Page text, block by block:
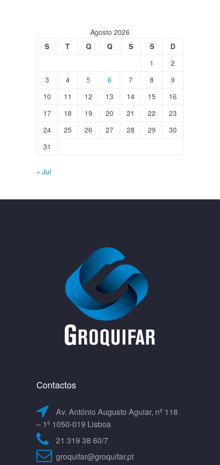
Agosto 2026
S
T Q Q S S
D
1
2
3
4 5 6 7 8
9
10
11 12 13 14 15
16
17
18 19 20 21 22
23
24
25 26 27 28 29
30
31
« Jul
Contactos
Av. António Augusto Aguiar, nº 118
– 1º 1050-019 Lisboa
21 319 38 60/7
groquifar@groquifar.pt